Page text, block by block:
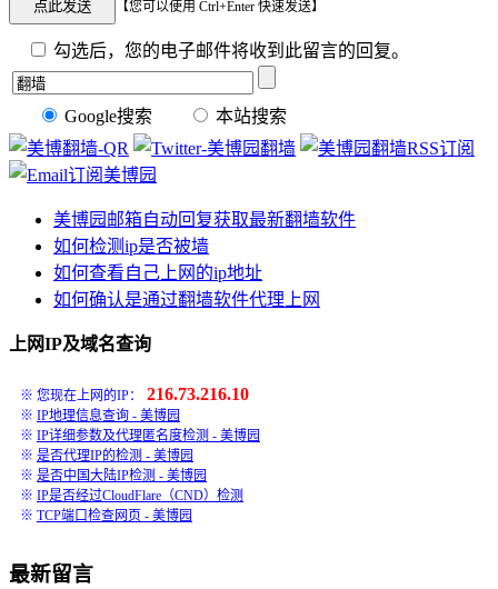
【您可以使用 Ctrl+Enter 快速发送】
勾选后，您的电子邮件将收到此留言的回复。
Google搜索 本站搜索
美博园邮箱自动回复获取最新翻墙软件
如何检测ip是否被墙
如何查看自己上网的ip地址
如何确认是通过翻墙软件代理上网
上网IP及域名查询
※ 您现在上网的IP： 216.73.216.10
※ IP地理信息查询 - 美博园
※ IP详细参数及代理匿名度检测 - 美博园
※ 是否代理IP的检测 - 美博园
※ 是否中国大陆IP检测 - 美博园
※ IP是否经过CloudFlare（CND）检测
※ TCP端口检查网页 - 美博园
最新留言